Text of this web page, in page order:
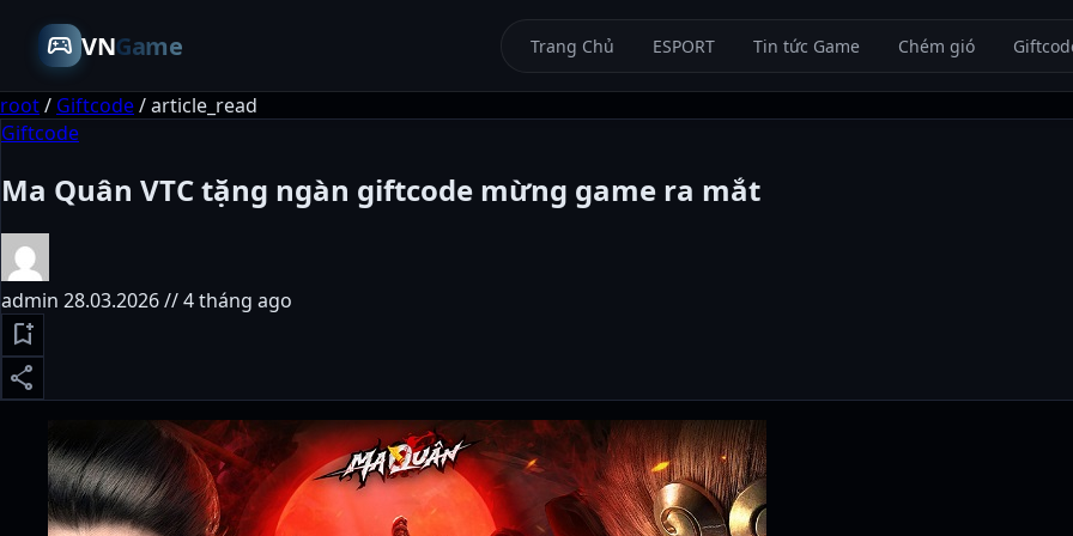
sports_esports VNGame Trang Chủ ESPORT Tin tức Game Chém gió
root/ Giftcode/article_read
Giftcode
Ma Quân VTC tặng ngàn giftcode mừng game ra mắt
admin 28.03.2026 // 4 tháng ago
bookmark_add
share